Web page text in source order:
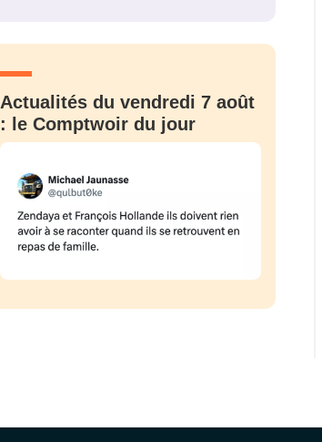
Actualités du vendredi 7 août
: le Comptwoir du jour